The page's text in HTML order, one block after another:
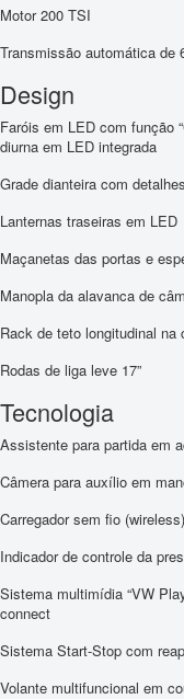
Motor 200 TSI
Transmissão automática de
Design
Faróis em LED com função
diurna em LED integrada
Grade dianteira com
Lanternas traseiras em LED
Maçanetas das portas e
Manopla da alavanca de
Rack de teto longitudinal na
Rodas de liga leve 17”
Tecnologia
Assistente para partida em
Câmera para auxílio em
Carregador sem fio
Indicador de controle da
Sistema multimídia “VW
connect
Sistema Start-Stop com
Volante multifuncional em